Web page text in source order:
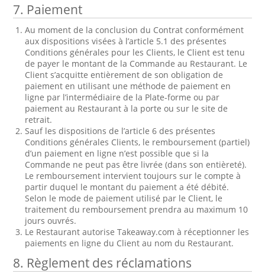
7. Paiement
Au moment de la conclusion du Contrat conformément
aux dispositions visées à l’article 5.1 des présentes
Conditions générales pour les Clients, le Client est tenu
de payer le montant de la Commande au Restaurant. Le
Client s’acquitte entièrement de son obligation de
paiement en utilisant une méthode de paiement en
ligne par l’intermédiaire de la Plate-forme ou par
paiement au Restaurant à la porte ou sur le site de
retrait.
Sauf les dispositions de l’article 6 des présentes
Conditions générales Clients, le remboursement (partiel)
d’un paiement en ligne n’est possible que si la
Commande ne peut pas être livrée (dans son entièreté).
Le remboursement intervient toujours sur le compte à
partir duquel le montant du paiement a été débité.
Selon le mode de paiement utilisé par le Client, le
traitement du remboursement prendra au maximum 10
jours ouvrés.
Le Restaurant autorise Takeaway.com à réceptionner les
paiements en ligne du Client au nom du Restaurant.
8. Règlement des réclamations